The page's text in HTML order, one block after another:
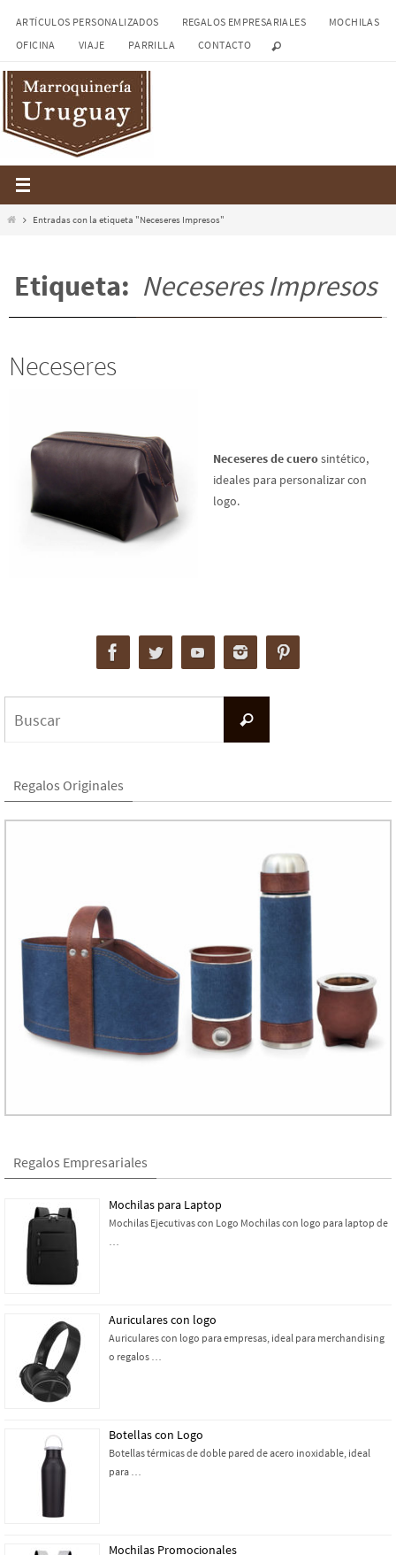
ARTÍCULOS PERSONALIZADOS REGALOS EMPRESARIALES
MOCHILAS
OFICINA
VIAJE PARRILLA CONTACTO
InicioEntradas con la etiqueta "Neceseres Impresos"
Etiqueta: Neceseres Impresos
Neceseres
Neceseres de cuerosintético,
ideales para personalizar con
logo.
Buscar
Regalos Originales
Regalos Empresariales
Mochilas para Laptop
Mochilas Ejecutivas con Logo Mochilas con logo para laptop de
…
Auriculares con logo
Auriculares con logo para empresas, ideal para merchandising
o regalos …
Botellas con Logo
Botellas térmicas de doble pared de acero inoxidable, ideal
para …
Mochilas Promocionales